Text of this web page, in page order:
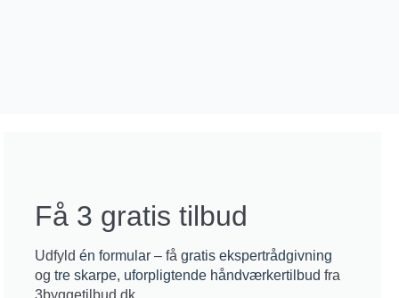
Få 3 gratis tilbud
Udfyldén formular – fågratis ekspertrådgivning
ogtre skarpe, uforpligtende håndværkertilbud fra
3byggetilbud.dk.